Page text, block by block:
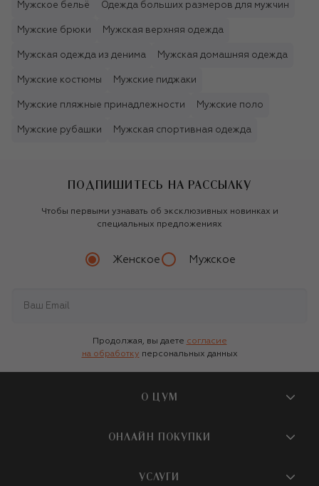
Мужское бельё Одежда больших размеров для мужчин
Мужские брюки Мужская верхняя одежда
Мужская одежда из денима Мужская домашняя одежда
Мужские костюмы Мужские пиджаки
Мужские пляжные принадлежности Мужские поло
Мужские рубашки Мужская спортивная одежда
ПОДПИШИТЕСЬ НА РАССЫЛКУ
Чтобы первыми узнавать об эксклюзивных новинках и
специальных предложениях
Женское Мужское
Продолжая, вы даете согласие
на обработку персональных данных
О ЦУМ
О магазине
Бутики и ПВЗ ЦУМ
ОНЛАЙН ПОКУПКИ
УСЛУГИ